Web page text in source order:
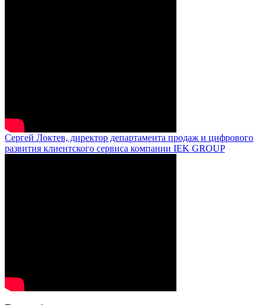
Сергей Локтев, директор департамента продаж и цифрового
развития клиентского сервиса компании IEK GROUP